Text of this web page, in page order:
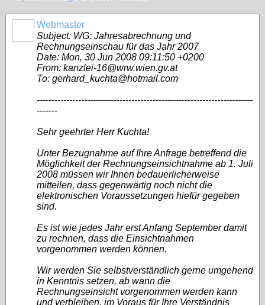
Webmaster
Subject: WG: Jahresabrechnung und
Rechnungseinschau für das Jahr 2007
Date: Mon, 30 Jun 2008 09:11:50 +0200
From: kanzlei-16@wrw.wien.gv.at
To: gerhard_kuchta@hotmail.com
-------------------------------------------------------------------------
-------
Sehr geehrter Herr Kuchta!
Unter Bezugnahme auf Ihre Anfrage betreffend die
Möglichkeit der Rechnungseinsichtnahme ab 1. Juli
2008 müssen wir Ihnen bedauerlicherweise
mitteilen, dass gegenwärtig noch nicht die
elektronischen Voraussetzungen hiefür gegeben
sind.
Es ist wie jedes Jahr erst Anfang September damit
zu rechnen, dass die Einsichtnahmen
vorgenommen werden können.
Wir werden Sie selbstverständlich gerne umgehend
in Kenntnis setzen, ab wann die
Rechnungseinsicht vorgenommen werden kann
und verbleiben, im Voraus für Ihre Verständnis